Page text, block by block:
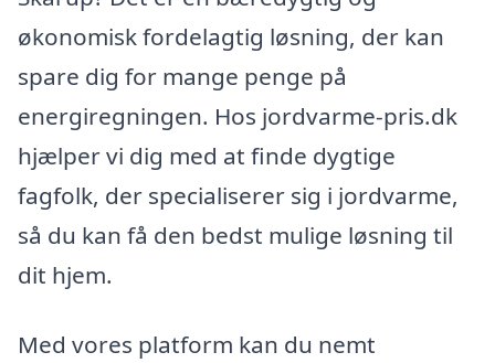
økonomisk fordelagtig løsning, der kan
spare dig for mange penge på
energiregningen. Hos jordvarme-pris.dk
hjælper vi dig med at finde dygtige
fagfolk, der specialiserer sig i jordvarme,
så du kan få den bedst mulige løsning til
dit hjem.
Med vores platform kan du nemt